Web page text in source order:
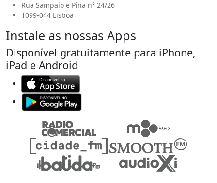
Rua Sampaio e Pina n° 24/26
1099-044 Lisboa
Instale as nossas Apps
Disponível gratuitamente para iPhone,
iPad e Android